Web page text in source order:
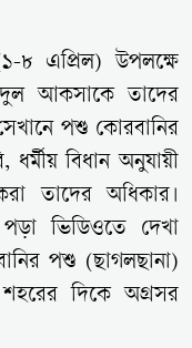
৮ এপ্রিল) উপলক্ষে
আকসাকে তাদের
পশু কোরবানির
বিধান অনুযায়ী
তাদের অধিকার।
ভিডিওতে দেখা
পশু (ছাগলছানা)
দিকে অগ্রসর